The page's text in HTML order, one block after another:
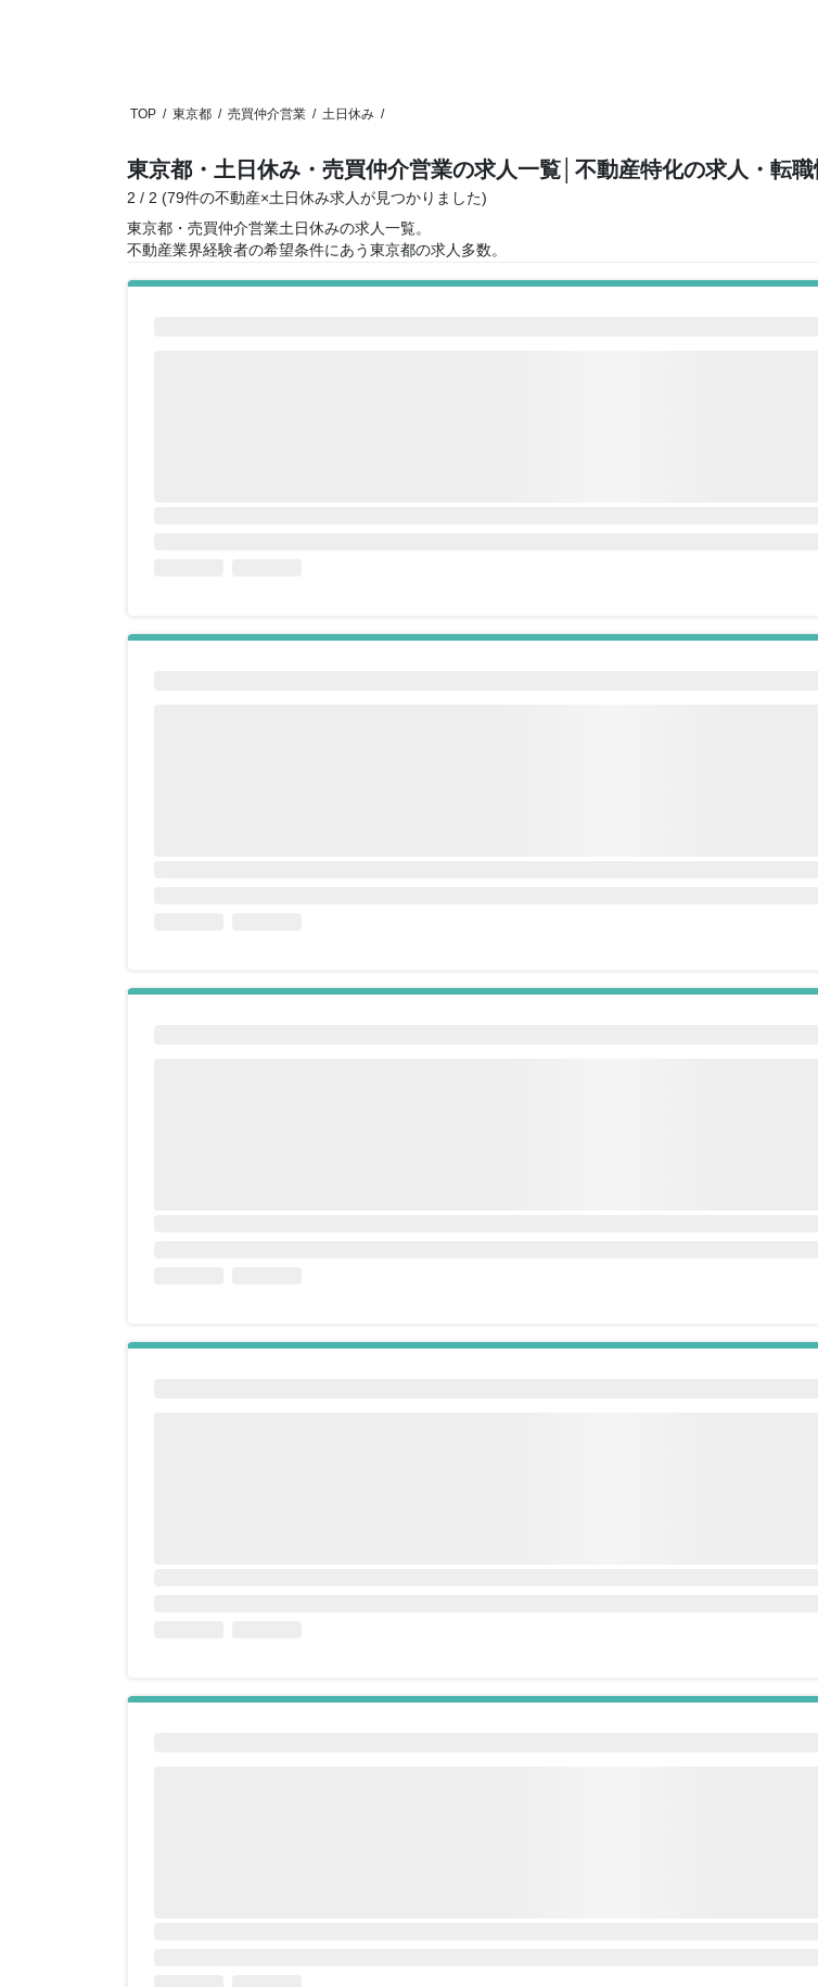
TOP / 東京都 / 売買仲介営業 / 土日休み /
東京都・土日休み・売買仲介営業の求人一覧 │不動産特化の求人・転
2 / 2 (79件の不動産×土日休み求人が見つかりました)
東京都・売買仲介営業土日休みの求人一覧。
不動産業界経験者の希望条件にあう東京都の求人多数。